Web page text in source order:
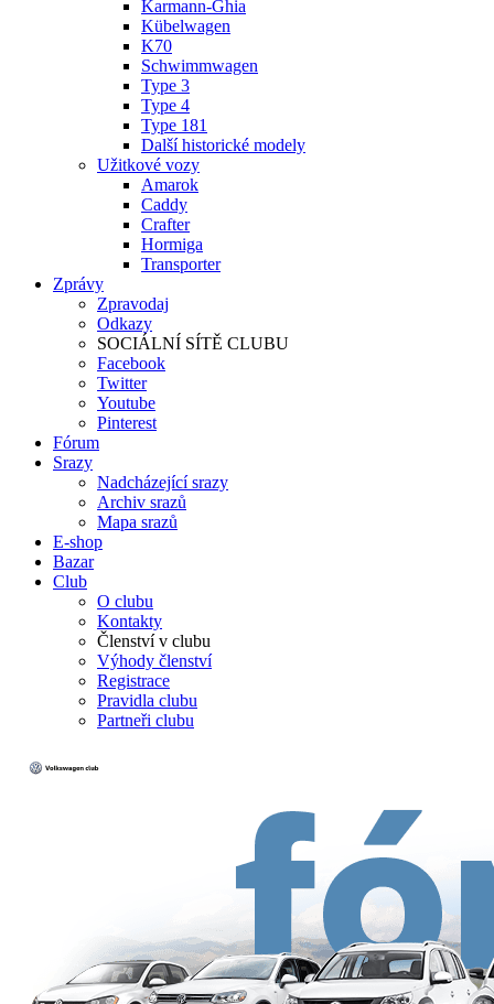
Karmann-Ghia
Kübelwagen
K70
Schwimmwagen
Type 3
Type 4
Type 181
Další historické modely
Užitkové vozy
Amarok
Caddy
Crafter
Hormiga
Transporter
Zprávy
Zpravodaj
Odkazy
SOCIÁLNÍ SÍTĚ CLUBU
Facebook
Twitter
Youtube
Pinterest
Fórum
Srazy
Nadcházející srazy
Archiv srazů
Mapa srazů
E-shop
Bazar
Club
O clubu
Kontakty
Členství v clubu
Výhody členství
Registrace
Pravidla clubu
Partneři clubu